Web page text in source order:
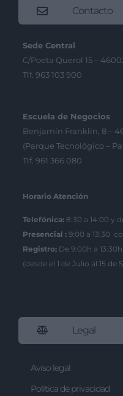
Contacto
Sede Central
C/Poeta Querol 15 –
Tlf. 963 103 900
Escuela de Negocios
Benjamín Franklin, 8 –
(Parque Tecnológico –
Tlf. 961 366 080
Horario Atención
Telefónica: 8:30 a 14:00 y
Presencial : 9:00 a 13:30
Registro; De 9:00h a 13:30h.
(desde el 1 de Julio al 15
Legal
Aviso legal
Política de privacidad